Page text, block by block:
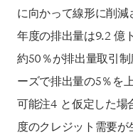
に向かって線形に削
年度の排出量は9.2 億
約50％が排出量取引
ーズで排出量の5％を
可能注4 と仮定した
度のクレジット需要